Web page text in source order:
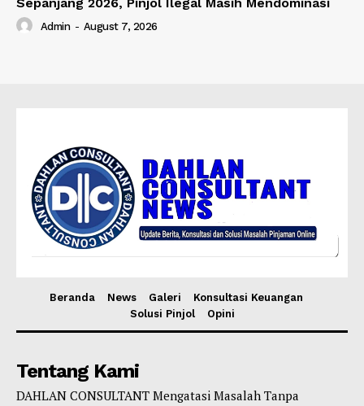
Admin - August 7, 2026
Beranda News Galeri
Konsultasi Keuangan
Solusi Pinjol
Opini
Tentang Kami
DAHLAN CONSULTANT Mengatasi Masalah Tanpa